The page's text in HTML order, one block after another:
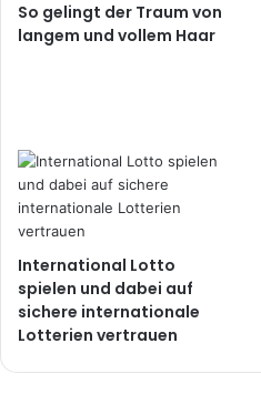
So gelingt der Traum von
langem und vollem Haar
International Lotto
spielen und dabei auf
sichere internationale
Lotterien vertrauen